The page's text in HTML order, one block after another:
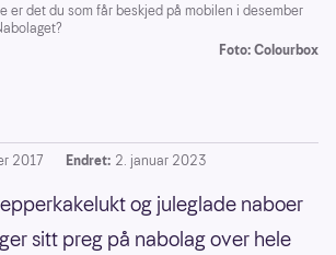
er det du som får beskjed på mobilen i desember
Foto: Colourbox
2017 Endret: 2. januar 2023
og juleglade naboer
sitt preg på nabolag over hele